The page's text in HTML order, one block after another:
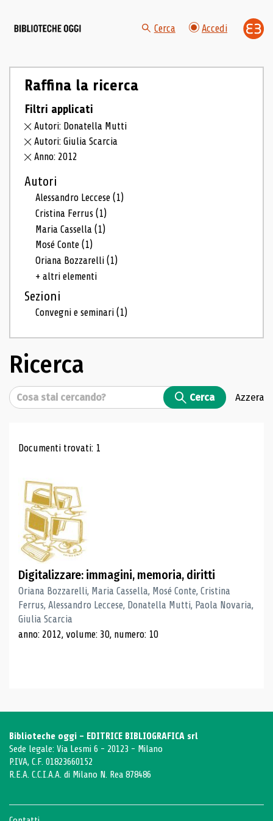
Cerca Accedi
Raffina la ricerca
Filtri applicati
Autori: Donatella Mutti
Autori: Giulia Scarcia
Anno: 2012
Autori
Alessandro Leccese(1)
Cristina Ferrus(1)
Maria Cassella(1)
Mosé Conte(1)
Oriana Bozzarelli(1)
+ altri elementi
Sezioni
Convegni e seminari(1)
Ricerca
Cerca Cerca Azzera
Risultati di ricerca
Documenti trovati: 1
Digitalizzare: immagini, memoria, diritti
Oriana Bozzarelli, Maria Cassella, Mosé Conte, Cristina
Ferrus, Alessandro Leccese, Donatella Mutti, Paola Novaria,
Giulia Scarcia
anno: 2012, volume: 30, numero: 10
Biblioteche oggi - EDITRICE BIBLIOGRAFICA srl
Sede legale: Via Lesmi 6 - 20123 - Milano
P.IVA, C.F. 01823660152
R.E.A. C.C.I.A.A. di Milano N. Rea 878486